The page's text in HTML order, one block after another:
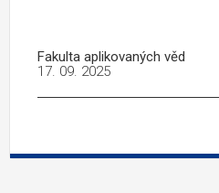
Fakulta aplikovaných věd
17. 09. 2025